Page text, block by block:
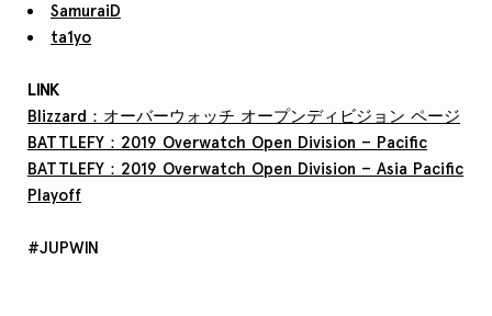
SamuraiD
ta1yo
LINK
Blizzard：オーバーウォッチ オープンディビジョン ページ
BATTLEFY：2019 Overwatch Open Division – Pacific
BATTLEFY：2019 Overwatch Open Division – Asia Pacific
Playoff
#JUPWIN